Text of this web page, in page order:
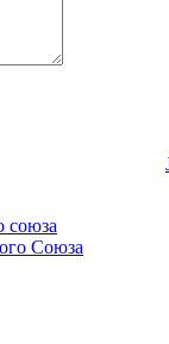
союза
Союза